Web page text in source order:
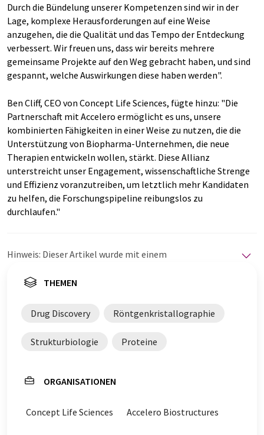
Durch die Bündelung unserer Kompetenzen sind wir in der
Lage, komplexe Herausforderungen auf eine Weise
anzugehen, die die Qualität und das Tempo der Entdeckung
verbessert. Wir freuen uns, dass wir bereits mehrere
gemeinsame Projekte auf den Weg gebracht haben, und sind
gespannt, welche Auswirkungen diese haben werden".
Ben Cliff, CEO von Concept Life Sciences, fügte hinzu: "Die
Partnerschaft mit Accelero ermöglicht es uns, unsere
kombinierten Fähigkeiten in einer Weise zu nutzen, die die
Unterstützung von Biopharma-Unternehmen, die neue
Therapien entwickeln wollen, stärkt. Diese Allianz
unterstreicht unser Engagement, wissenschaftliche Strenge
und Effizienz voranzutreiben, um letztlich mehr Kandidaten
zu helfen, die Forschungspipeline reibungslos zu
durchlaufen."
Hinweis: Dieser Artikel wurde mit einem
LUMITOS bietet diese automatischen Übersetzungen
Nachrichten zu präsentieren. Da dieser Artikel mit
automatischer Übersetzung übersetzt wurde, ist es
möglich, dass er Fehler im Vokabular, in der Syntax oder
in der Grammatik enthält. Den ursprünglichen Artikel in
THEMEN
Drug Discovery Röntgenkristallographie
Strukturbiologie Proteine
ORGANISATIONEN
Concept Life Sciences Accelero Biostructures